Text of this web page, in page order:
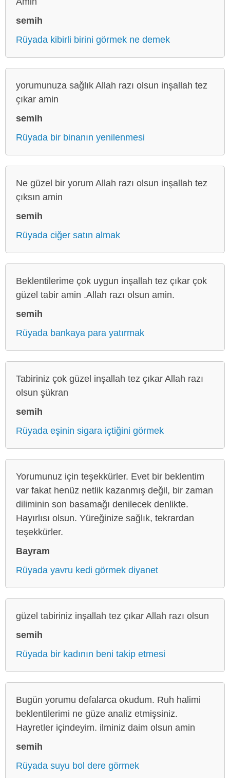
semih
Rüyada kibirli birini görmek ne demek
yorumunuza sağlık Allah razı olsun inşallah tez
çıkar amin
semih
Rüyada bir binanın yenilenmesi
Ne güzel bir yorum Allah razı olsun inşallah tez
çıksın amin
semih
Rüyada ciğer satın almak
Beklentilerime çok uygun inşallah tez çıkar çok
güzel tabir amin .Allah razı olsun amin.
semih
Rüyada bankaya para yatırmak
Tabiriniz çok güzel inşallah tez çıkar Allah razı
olsun şükran
semih
Rüyada eşinin sigara içtiğini görmek
Yorumunuz için teşekkürler. Evet bir beklentim
var fakat henüz netlik kazanmış değil, bir zaman
diliminin son basamağı denilecek denlikte.
Hayırlısı olsun. Yüreğinize sağlık, tekrardan
teşekkürler.
Bayram
Rüyada yavru kedi görmek diyanet
güzel tabiriniz inşallah tez çıkar Allah razı olsun
semih
Rüyada bir kadının beni takip etmesi
Bugün yorumu defalarca okudum. Ruh halimi
beklentilerimi ne güze analiz etmişsiniz.
Hayretler içindeyim. ilminiz daim olsun amin
semih
Rüyada suyu bol dere görmek